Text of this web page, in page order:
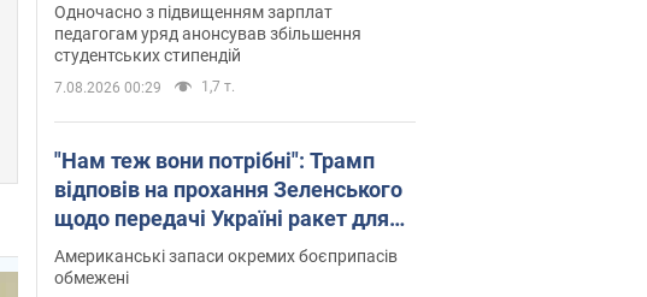
Одночасно з підвищенням зарплат
педагогам уряд анонсував збільшення
студентських стипендій
7.08.2026 00:29 1,7 т.
"Нам теж вони потрібні": Трамп
відповів на прохання Зеленського
щодо передачі Україні ракет для
Patriot
Американські запаси окремих боєприпасів
обмежені